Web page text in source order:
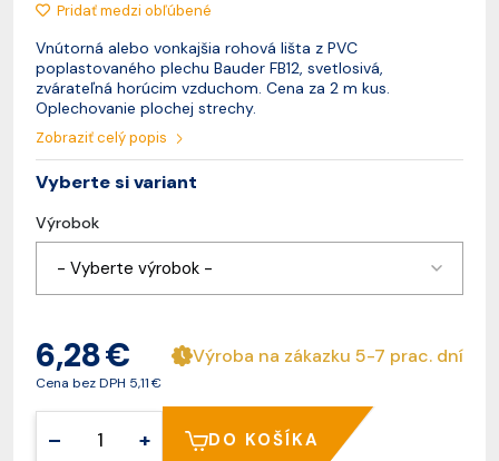
Pridať medzi obľúbené
Vnútorná alebo vonkajšia rohová lišta z PVC
poplastovaného plechu Bauder FB12, svetlosivá,
zvárateľná horúcim vzduchom. Cena za 2 m kus.
Oplechovanie plochej strechy.
Zobraziť celý popis
Vyberte si variant
Výrobok
- Vyberte výrobok -
6,28 €
Cena bez DPH 5,11 €
Výroba na zákazku 5-7 prac. dní
– + DO KOŠÍKA